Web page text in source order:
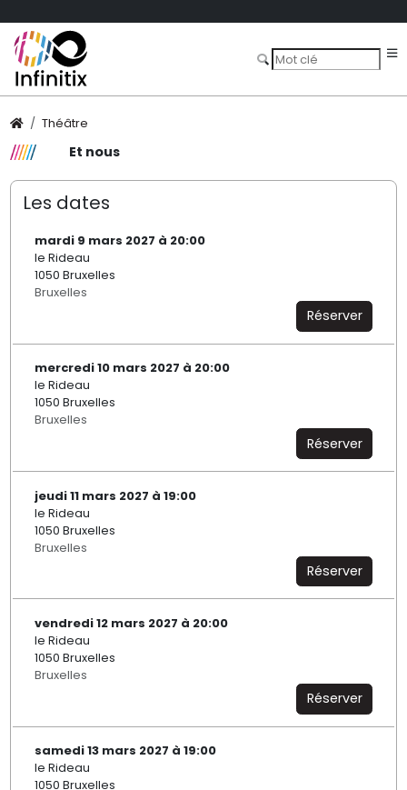
Théâtre
Et nous
Les dates
mardi 9 mars 2027 à 20:00
le Rideau
1050 Bruxelles
Bruxelles
Réserver
mercredi 10 mars 2027 à 20:00
le Rideau
1050 Bruxelles
Bruxelles
Réserver
jeudi 11 mars 2027 à 19:00
le Rideau
1050 Bruxelles
Bruxelles
Réserver
vendredi 12 mars 2027 à 20:00
le Rideau
1050 Bruxelles
Bruxelles
Réserver
samedi 13 mars 2027 à 19:00
le Rideau
1050 Bruxelles